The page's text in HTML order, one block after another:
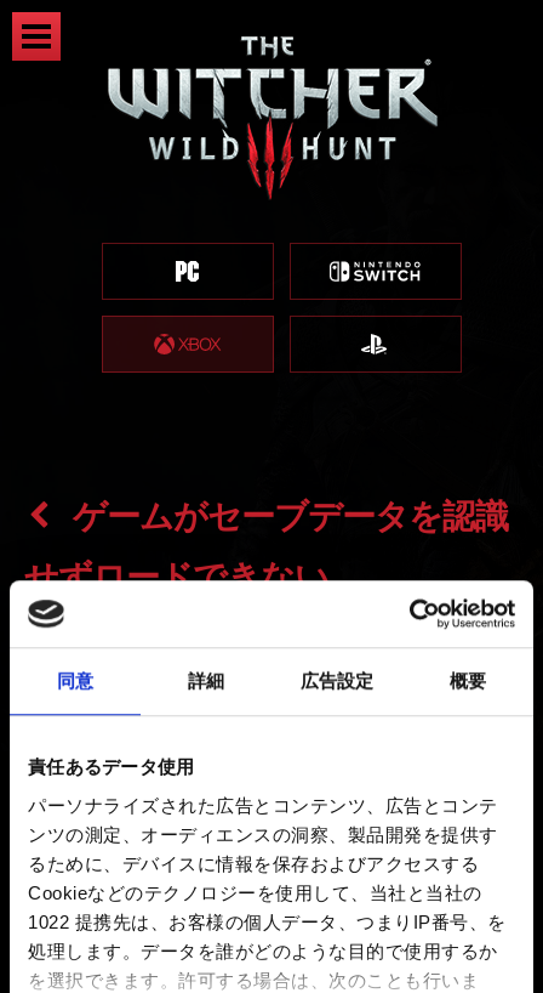
同意 詳細 広告設定 概要
責任あるデータ使用
パーソナライズされた広告とコンテンツ、広告とコンテ
ンツの測定、オーディエンスの洞察、製品開発を提供す
るために、デバイスに情報を保存およびアクセスする
Cookieなどのテクノロジーを使用して、当社と当社の
1022 提携先は、お客様の個人データ、つまりIP番号、を
処理します。データを誰がどのような目的で使用するか
を選択できます。 許可する場合は、次のことも行いま
ゲームがセーブデータを認識
せずロードできない
新着 7年前 更新 1年前
レイしている場合、この2つはコンソールシステム上で
個別の製品と扱われるため、セーブデータを共有するこ
とはできません。
家庭用ゲーム機のローカルセーブデータに関して、『ウ
ィッチャー３ ワイルドハント』無印版のものと「ゲーム
オブザイヤー/コンプリートエディション」のものは互換
性がありません。家庭用ゲーム機は、それぞれを別々の